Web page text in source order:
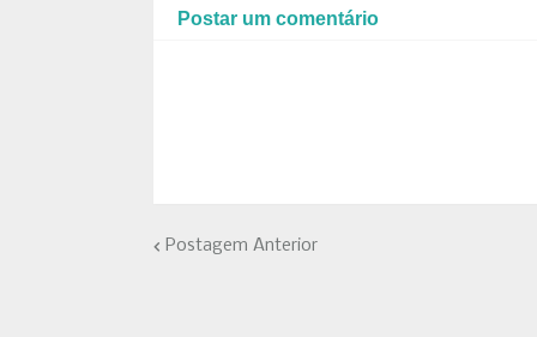
Postar um comentário
Postagem Anterior